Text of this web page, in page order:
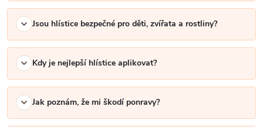
u
Jsou hlístice bezpečné pro děti, zvířata a rostliny?
Kdy je nejlepší hlístice aplikovat?
Jak poznám, že mi škodí ponravy?